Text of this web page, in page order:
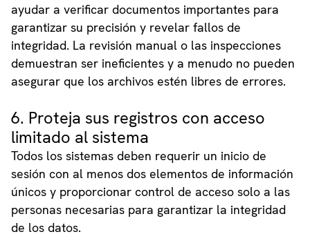
ayudar a verificar documentos importantes para
garantizar su precisión y revelar fallos de
integridad. La revisión manual o las inspecciones
demuestran ser ineficientes y a menudo no pueden
asegurar que los archivos estén libres de errores.
6. Proteja sus registros con acceso
limitado al sistema
Todos los sistemas deben requerir un inicio de
sesión con al menos dos elementos de información
únicos y proporcionar control de acceso solo a las
personas necesarias para garantizar la integridad
de los datos.